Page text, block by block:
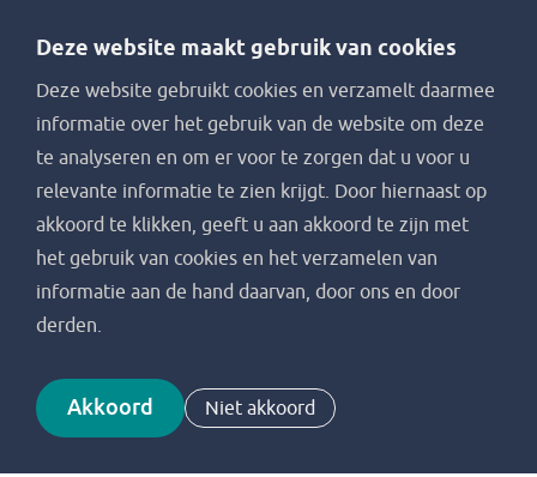
Deze website maakt gebruik van cookies
Deze website gebruikt cookies en verzamelt daarmee
informatie over het gebruik van de website om deze
te analyseren en om er voor te zorgen dat u voor u
relevante informatie te zien krijgt. Door hiernaast op
akkoord te klikken, geeft u aan akkoord te zijn met
het gebruik van cookies en het verzamelen van
informatie aan de hand daarvan, door ons en door
derden.
Akkoord Niet akkoord